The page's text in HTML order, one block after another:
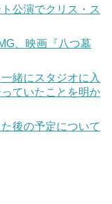
公演でクリス・ス
、映画『八つ墓
緒にスタジオに入
ていたことを明か
後の予定について